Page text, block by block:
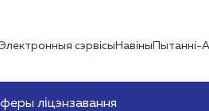
Электронныя сэрвісы Навіны Пытанні-
ліцэнзавання